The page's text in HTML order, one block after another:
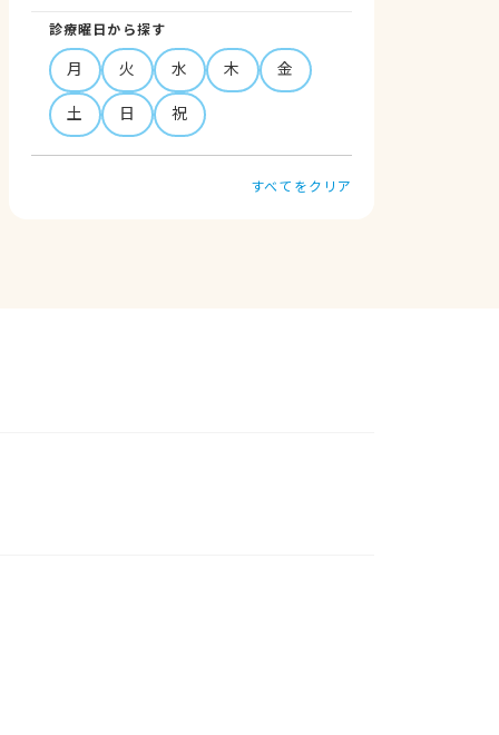
診療曜日から探す
月 火 水 木
金
土
日 祝
すべてをクリア